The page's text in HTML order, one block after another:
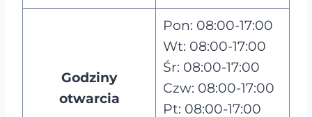
Godziny
otwarcia
Pon: 08:00-17:00
Wt: 08:00-17:00
Śr: 08:00-17:00
Czw: 08:00-17:00
Pt: 08:00-17:00